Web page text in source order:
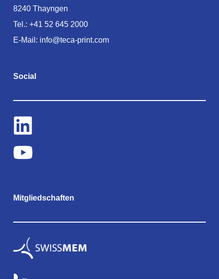
8240 Thayngen
Tel.: +41 52 645 2000
E-Mail: info@teca-print.com
Social
Mitgliedschaften